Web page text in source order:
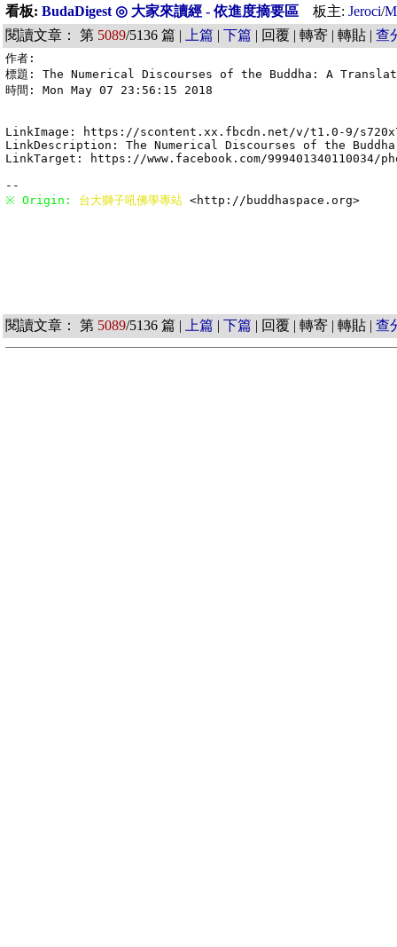
看板: BudaDigest ◎ 大家來讀經 - 依進度摘要區 板主: Jeroci/
閱讀文章： 第 5089/5136 篇 | 上篇 | 下篇 | 回覆 | 轉寄 | 轉貼 | 查
作者:
標題: The Numerical Discourses of the Buddha: A
時間: Mon May 07 23:56:15 2018
LinkImage: https://scontent.xx.fbcdn.net/v/t1.0-9/s720x720/
LinkDescription: The Numerical Discourses of the
LinkTarget: https://www.facebook.com/999401340110034/
※ Origin: 台大獅子吼佛學專站 <http://buddhaspace.org>
閱讀文章： 第 5089/5136 篇 | 上篇 | 下篇 | 回覆 | 轉寄 | 轉貼 | 查